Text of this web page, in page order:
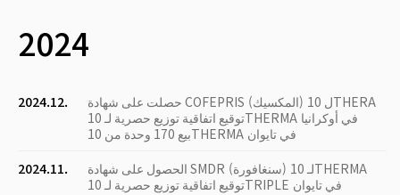
2024
2024.12.
حصلت على شهادة COFEPRIS (المكسيك) ل 10THERA
توقيع اتفاقية توزيع حصرية لـ 10THERMA في أوكرانيا
بيع 170 وحدة من 10THERMA في تايوان
2024.11.
الحصول على شهادة SMDR (سنغافورة) لـ 10THERMA
توقيع اتفاقية توزيع حصرية لـ 10TRIPLE في تايوان